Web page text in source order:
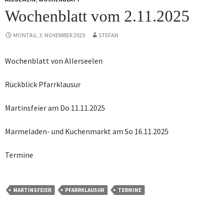
Wochenblatt vom 2.11.2025
MONTAG, 3. NOVEMBER 2025 STEFAN
Wochenblatt von Allerseelen
Rückblick Pfarrklausur
Martinsfeier am Do 11.11.2025
Marmeladen- und Kuchenmarkt am So 16.11.2025
Termine
MARTINSFEIER PFARRKLAUSUR TERMINE